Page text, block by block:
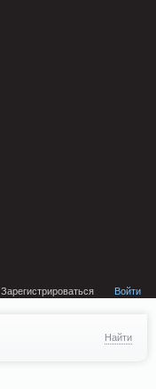
Зарегистрироваться Войти
Найти